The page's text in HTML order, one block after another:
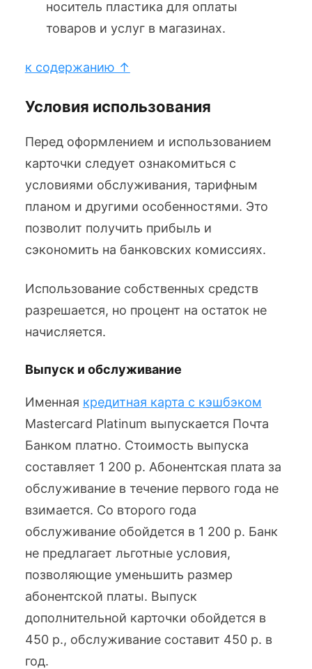
носитель пластика для оплаты
товаров и услуг в магазинах.
к содержанию ↑
Условия использования
Перед оформлением и использованием
карточки следует ознакомиться с
условиями обслуживания, тарифным
планом и другими особенностями. Это
позволит получить прибыль и
сэкономить на банковских комиссиях.
Использование собственных средств
разрешается, но процент на остаток не
начисляется.
Выпуск и обслуживание
Именная кредитная карта с кэшбэком
Mastercard Platinum выпускается Почта
Банком платно. Стоимость выпуска
составляет 1 200 р. Абонентская плата за
обслуживание в течение первого года не
взимается. Со второго года
обслуживание обойдется в 1 200 р. Банк
не предлагает льготные условия,
позволяющие уменьшить размер
абонентской платы. Выпуск
дополнительной карточки обойдется в
450 р., обслуживание составит 450 р. в
год.